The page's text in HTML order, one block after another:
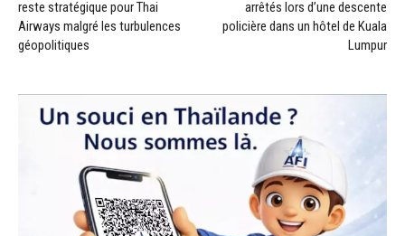
reste stratégique pour Thai
Airways malgré les turbulences
géopolitiques
arrêtés lors d’une descente
policière dans un hôtel de Kuala
Lumpur